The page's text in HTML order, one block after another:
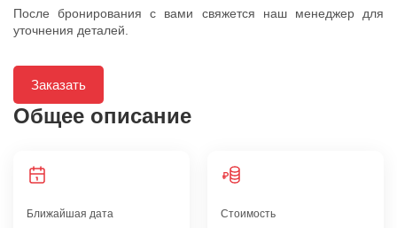
После бронирования с вами свяжется наш менеджер для
уточнения деталей.
Заказать
Общее описание
Ближайшая дата Стоимость